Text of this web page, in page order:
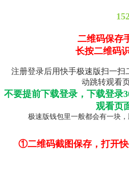
二维码保存
长按二维码
注册登录后用快手极速版扫一扫
动跳转观看页
不要提前下载登录，下载登录
观看页
极速版钱包里一般都会有一块，
①二维码截图保存，打开